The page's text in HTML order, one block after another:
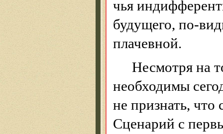
чья
будущего, по-
плачевной.
Несмотря на
необходимы
не признать,
Сценарий с